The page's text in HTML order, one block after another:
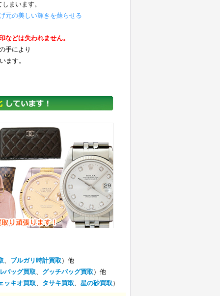
まいます。
元の美しい輝きを蘇らせる
などは失われません。
手により
ます。
、 ブルガリ時計買取 ）他
バッグ買取、 グッチバッグ買取 ）他
ッキオ買取、 タサキ買取、 星の砂買取 ）